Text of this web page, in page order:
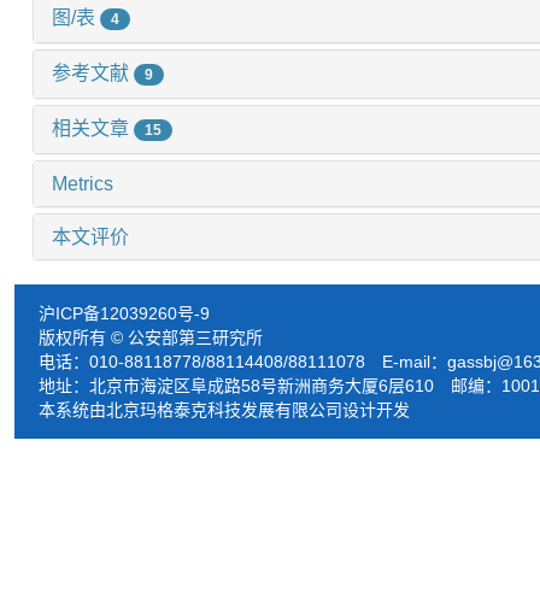
图/表 4
参考文献 9
相关文章 15
Metrics
本文评价
沪ICP备12039260号-9
版权所有 © 公安部第三研究所
电话：010-88118778/88114408/88111078 E-mail：
地址：北京市海淀区阜成路58号新洲商务大厦6层610 邮编：
本系统由北京玛格泰克科技发展有限公司设计开发